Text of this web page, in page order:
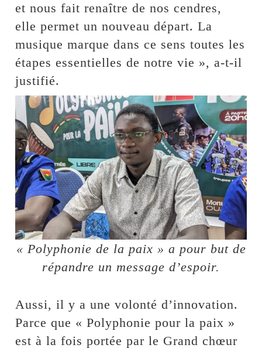
et nous fait renaître de nos cendres,
elle permet un nouveau départ. La
musique marque dans ce sens toutes les
étapes essentielles de notre vie », a-t-il
justifié.
« Polyphonie de la paix » a pour but de
répandre un message d’espoir.
Aussi, il y a une volonté d’innovation.
Parce que « Polyphonie pour la paix »
est à la fois portée par le Grand chœur